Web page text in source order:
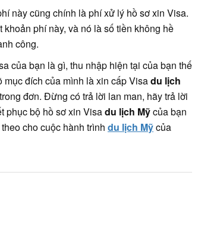
này cũng chính là phí xử lý hồ sơ xin Visa.
phí này, và nó là số tiền không hề
công.
của bạn là gì, thu nhập hiện tại của bạn thế
đích của mình là xin cấp Visadu lịch
đơn. Đừng có trả lời lan man, hãy trả lời
phục bộ hồ sơ xin Visadu lịch Mỹcủa bạn
cho cuộc hành trình du lịch Mỹcủa